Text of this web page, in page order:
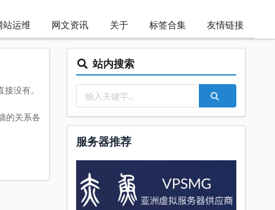
站运维 网文资讯 关于 标签合集 友情链接
没有。
的关系各
站内搜索
服务器推荐